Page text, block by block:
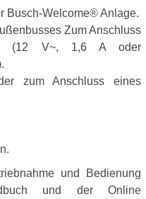
Busch-Welcome® Anlage.
Zum Anschluss
(12 V~, 1,6 A oder
zum Anschluss eines
und Bedienung
und der Online